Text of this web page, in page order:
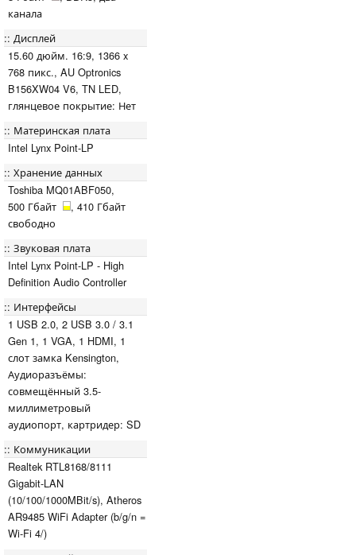
канала
Дисплей
15.60 дюйм. 16:9, 1366 x
768 пикс., AU Optronics
B156XW04 V6, TN LED,
глянцевое покрытие: Нет
Материнская плата
Intel Lynx Point-LP
Хранение данных
Toshiba MQ01ABF050,
500 Гбайт
, 410 Гбайт
свободно
Звуковая плата
Intel Lynx Point-LP - High
Definition Audio Controller
Интерфейсы
1 USB 2.0, 2 USB 3.0 / 3.1
Gen 1, 1 VGA, 1 HDMI, 1
слот замка Kensington,
Аудиоразъёмы:
совмещённый 3.5-
миллиметровый
аудиопорт, картридер: SD
Коммуникации
Realtek RTL8168/8111
Gigabit-LAN
(10/100/1000MBit/s), Atheros
AR9485 WiFi Adapter (b/g/n =
Wi-Fi 4/)